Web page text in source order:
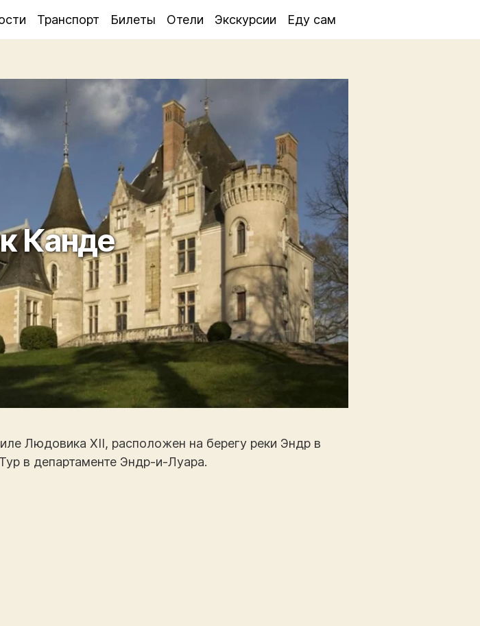
Транспорт Билеты Отели Экскурсии Еду сам
Канде
Людовика XII, расположен на берегу реки Эндр в
в департаменте Эндр-и-Луара.